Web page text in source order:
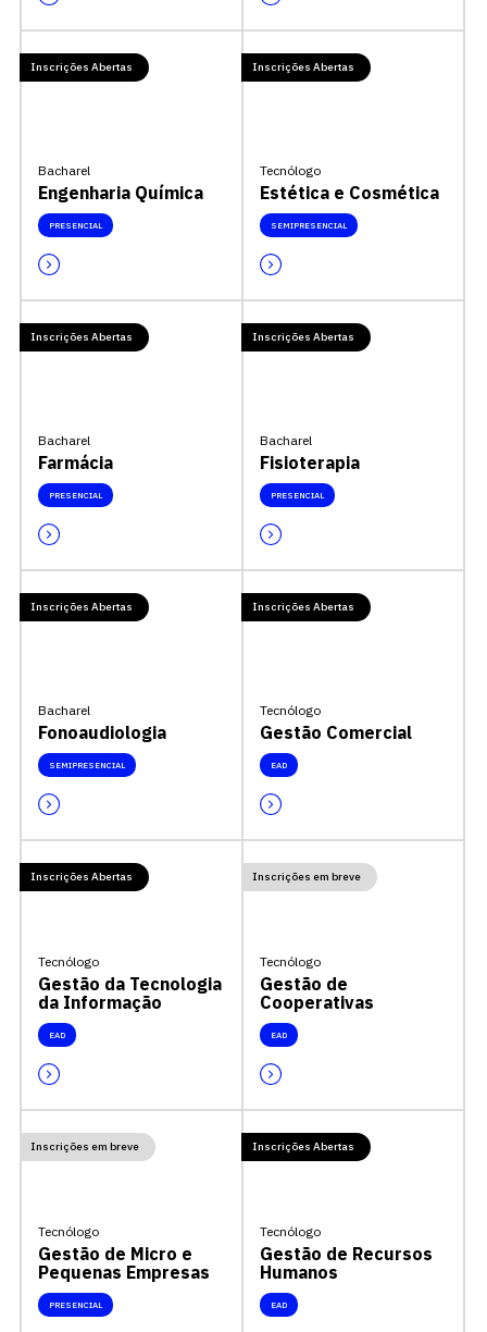
Inscrições Abertas
Bacharel
Engenharia Química
PRESENCIAL
Inscrições Abertas
Tecnólogo
Estética e Cosmética
SEMIPRESENCIAL
Inscrições Abertas
Bacharel
Farmácia
PRESENCIAL
Inscrições Abertas
Bacharel
Fisioterapia
PRESENCIAL
Inscrições Abertas
Bacharel
Fonoaudiologia
SEMIPRESENCIAL
Inscrições Abertas
Tecnólogo
Gestão Comercial
EAD
Inscrições Abertas
Tecnólogo
Gestão da Tecnologia
da Informação
EAD
Inscrições em breve
Tecnólogo
Gestão de
Cooperativas
EAD
Inscrições em breve
Tecnólogo
Gestão de Micro e
Pequenas Empresas
PRESENCIAL
Inscrições Abertas
Tecnólogo
Gestão de Recursos
Humanos
EAD